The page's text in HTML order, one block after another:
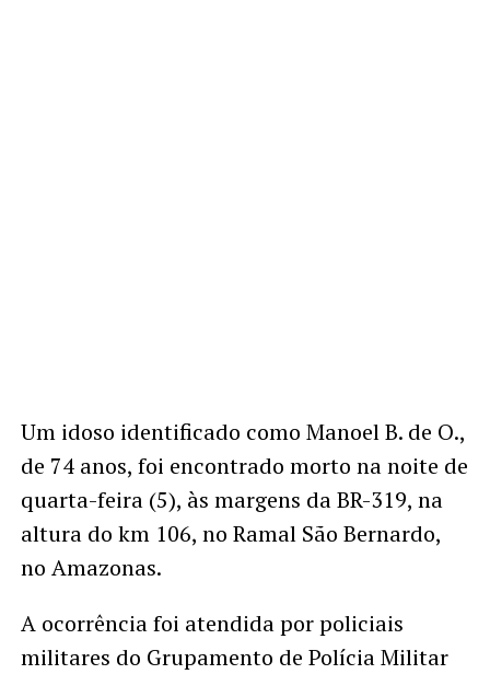
Um idoso identificado como Manoel B. de O.,
de 74 anos, foi encontrado morto na noite de
quarta-feira (5), às margens da BR-319, na
altura do km 106, no Ramal São Bernardo,
no Amazonas.
A ocorrência foi atendida por policiais
militares do Grupamento de Polícia Militar